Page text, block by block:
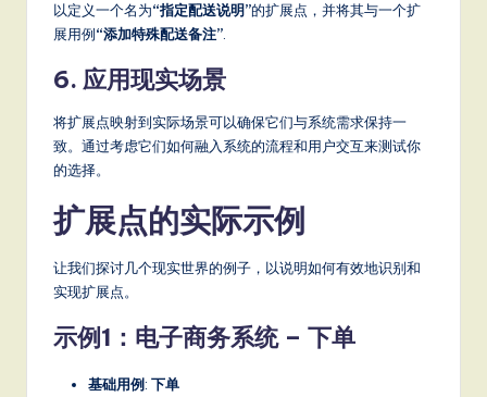
以定义一个名为“指定配送说明”的扩展点，并将其与一个扩
展用例“添加特殊配送备注”
6. 应用现实场景
将扩展点映射到实际场景可以确保它们与系统需求保持一
致。通过考虑它们如何融入系统的流程和用户交互来测试你
的选择。
扩展点的实际示例
让我们探讨几个现实世界的例子，以说明如何有效地识别和
实现扩展点。
示例1：电子商务系统 – 下单
基础用例: 下单